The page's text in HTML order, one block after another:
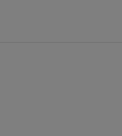
und Kollegen Leander